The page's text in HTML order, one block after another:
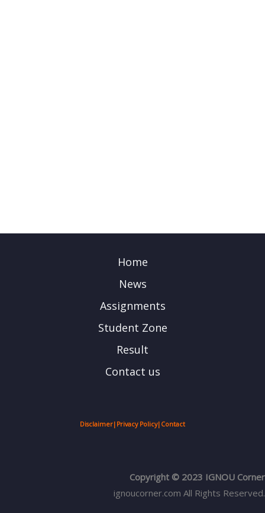
Home
News
Assignments
Student Zone
Result
Contact us
Disclaimer| Privacy Policy| Contact
Copyright © 2023 IGNOU Corner
ignoucorner.com All Rights Reserved.